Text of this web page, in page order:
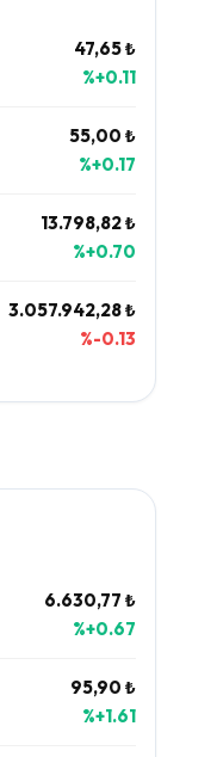
47,65 ₺
%+0.11
55,00 ₺
%+0.17
13.798,82 ₺
%+0.70
3.057.942,28 ₺
%-0.13
6.630,77 ₺
%+0.67
95,90 ₺
%+1.61